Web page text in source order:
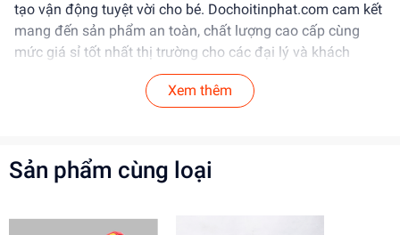
tạo vận động tuyệt vời cho bé. Dochoitinphat.com cam kết
mang đến sản phẩm an toàn, chất lượng cao cấp cùng
mức giá sỉ tốt nhất thị trường cho các đại lý và khách
Tính Năng Nổi Bật
khủng long màu xanh lá ấn tượng, mắt và hàm răng
đáo để sinh động. Cánh tay cẩu phía sau đính móc
bám đường tốt.
Xem thêm
Sản phẩm cùng loại